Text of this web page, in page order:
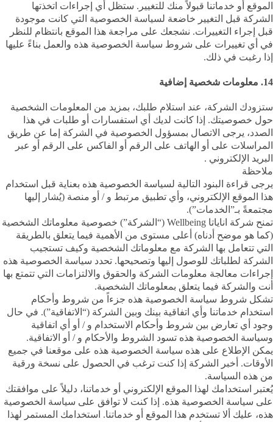
الموقع أو خدماتنا قبولاً منك للتغيير. ستظل أي إجراءات اتخذتها
الشركة قبل التغيير خاضعة لسياسة الخصوصية التي كانت موجودة
قبل إجراء التغييرات. نشجعك على مراجعة هذا الموقع بانتظام للنظر
في أي تغييرات على شروط سياسة الخصوصية هذه والعمل بناءً عليها
إذا رغبت في ذلك.
14. معلومات شخصية إضافية
ستزودك الشركة، عند استلام طلبك، بمزيد من المعلومات الشخصية
حول خصوصيتك. إذا كانت لديك أي استفسارات أو طلبات في هذا
الصدد، يرجى الاتصال بمسؤول الخصوصية في الشركة إما عن طريق
المراسلات على أو الهاتف على الرقم أو الفاكس على الرقم أو عبر
البريد الإلكتروني .
ملاحظة
يرجى قراءة البنود التالية لسياسة الخصوصية هذه بعناية قبل استخدام
هذا الموقع الإلكتروني، وأي تطبيق مرتبط و / أو منصة (يُشار إليها
مجتمعةً بـ”الخدمات”).
تمنح شركة اناياتا Wellbeing (“الشركة”) خصوصية معلوماتك الشخصية
(كما هو موضح أدناه) أعلى مستوى من الأهمية فيما يتعلق بالطريقة
التي تتعامل بها الشركة مع معلوماتك الشخصية وكيف تستجيب
الشركة لطلباتك للوصول إليها وتصحيحها. تحدد سياسة الخصوصية هذه
إجراءات معالجة معلومات الشركة والحقوق والالتزامات التي تتمتع بها
أنت والشركة فيما يتعلق بمعلوماتك الشخصية.
تشكل شروط سياسة الخصوصية هذه جزءاً من شروط وأحكام
استخدام خدماتنا وأي اتفاقية بينك وبين الشركة (“الاتفاقية”). في حال
وجود أي تعارض بين شروط وأحكام الاستخدام و / أو أي اتفاقية
وسياسة الخصوصية هذه تسود الشروط والأحكام و / أو الاتفاقية.
يمكن الإطلاع على هذه سياسة الخصوصية هذه على موقعنا في جميع
الأوقات. أخبر الشركة إذا كنت ترغب في الحصول على نسخة ورقية
من هذه السياسة.
يُعتبر استخدامك لهذا الموقع الإلكتروني أو خدماتنا، دليلاً على موافقتك
على سياسة الخصوصية هذه. إذا كنت لا توافق على سياسة الخصوصية
هذه، عليك ألا تستخدم هذا الموقع أو خدماتنا. استخدامك المستمر لهذا